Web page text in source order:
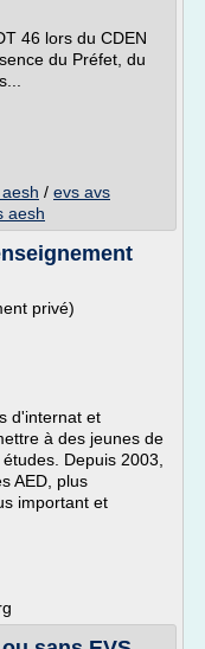
46 lors du CDEN
du Préfet, du
/ evs avs
aesh
privé)
d'internat et
à des jeunes de
Depuis 2003,
AED, plus
important et